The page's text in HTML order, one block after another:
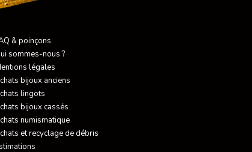
& poinçons
sommes-nous ?
légales
bijoux anciens
lingots
bijoux cassés
numismatique
et recyclage de débris